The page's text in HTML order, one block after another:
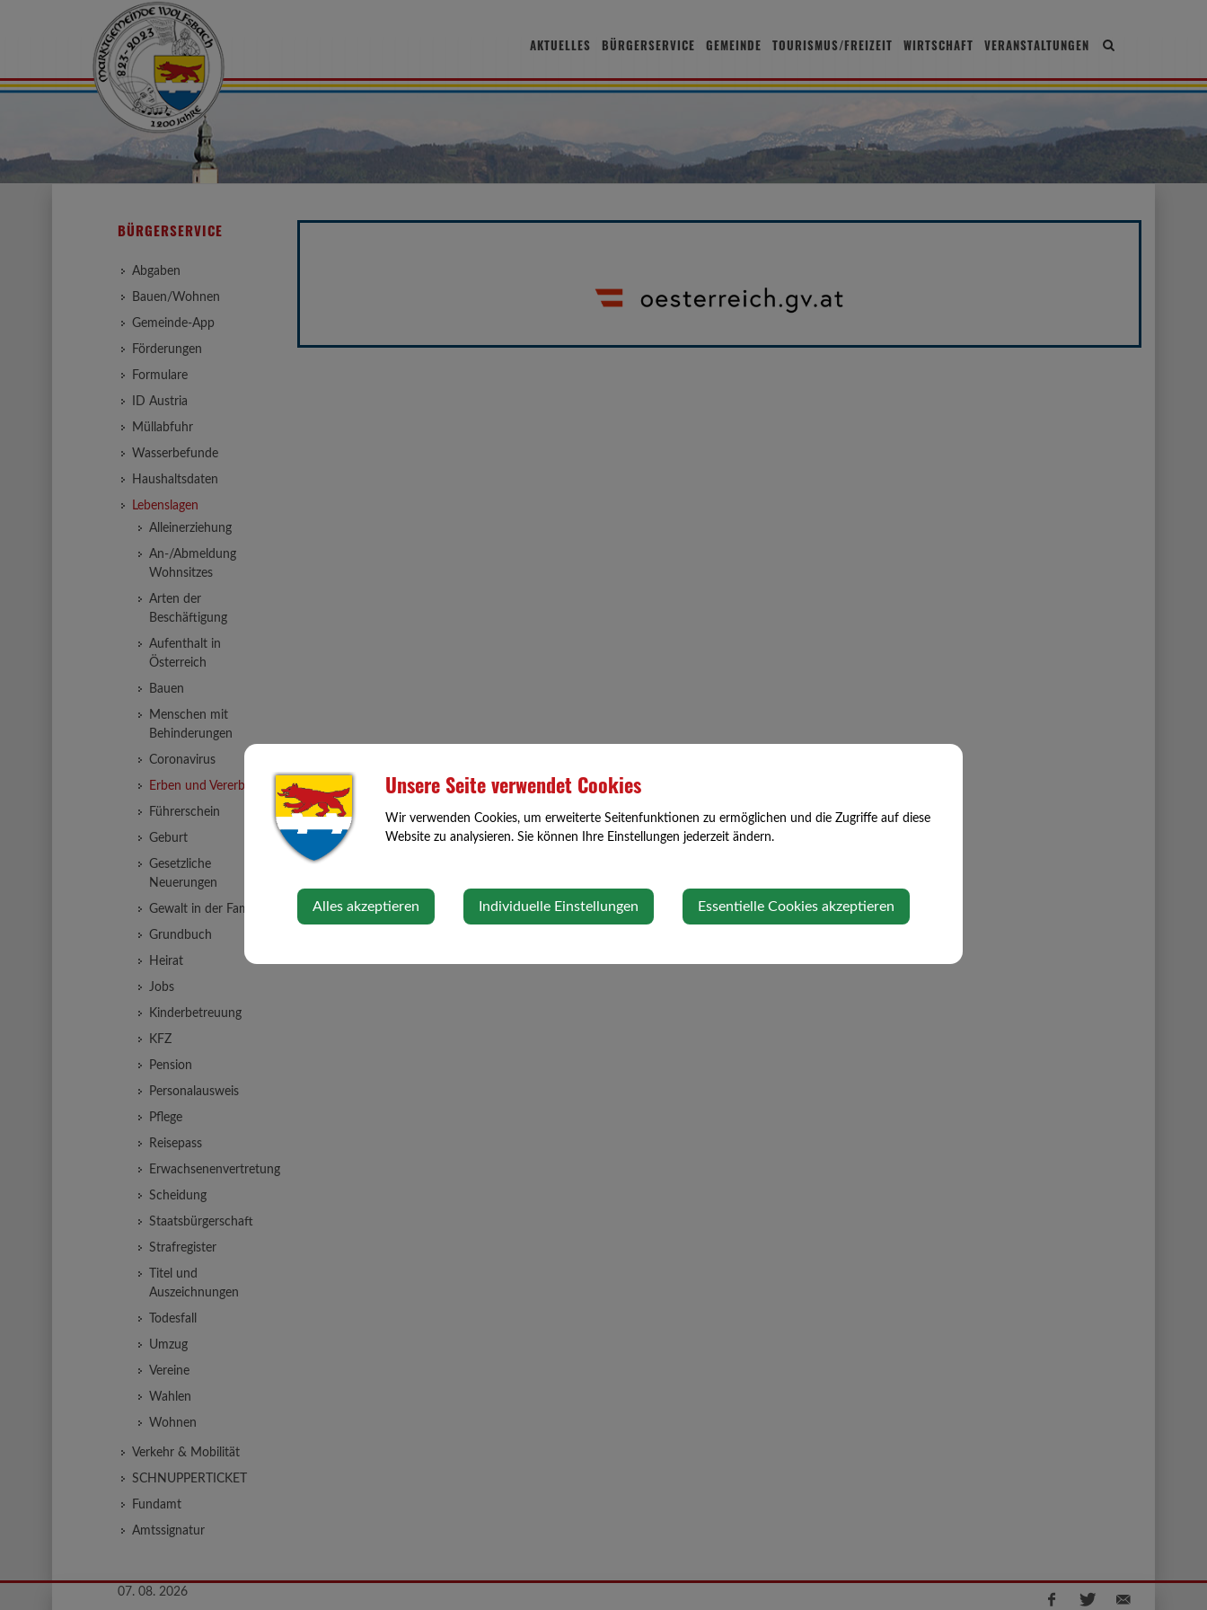
Site
toggle
AKTUELLES BÜRGERSERVICE GEMEINDE TOURISMUS/FREIZEIT WIRTSCHAFT VERANSTALTUNGEN
BÜRGERSERVICE
Abgaben
Bauen/Wohnen
Gemeinde-App
Förderungen
Formulare
ID Austria
Müllabfuhr
Wasserbefunde
Haushaltsdaten
Lebenslagen
Alleinerziehung
An-/Abmeldung
Wohnsitzes
Arten der
Beschäftigung
Aufenthalt in
Österreich
Bauen
Menschen mit
Behinderungen
Coronavirus
Erben und Vererben
Führerschein
Geburt
Gesetzliche
Neuerungen
Gewalt in der Familie
Grundbuch
Heirat
Jobs
Kinderbetreuung
KFZ
Pension
Personalausweis
Pflege
Reisepass
Erwachsenenvertretung
Scheidung
Staatsbürgerschaft
Strafregister
Titel und
Auszeichnungen
Todesfall
Umzug
Vereine
Wahlen
Wohnen
Verkehr & Mobilität
SCHNUPPERTICKET
Fundamt
Amtssignatur
07. 08. 2026
Unsere Seite verwendet Cookies
Wir verwenden Cookies, um erweiterte Seitenfunktionen zu ermöglichen und die Zugriffe auf diese
Website zu analysieren. Sie können Ihre Einstellungen jederzeit ändern.
Alles akzeptieren Individuelle Einstellungen Essentielle Cookies akzeptieren